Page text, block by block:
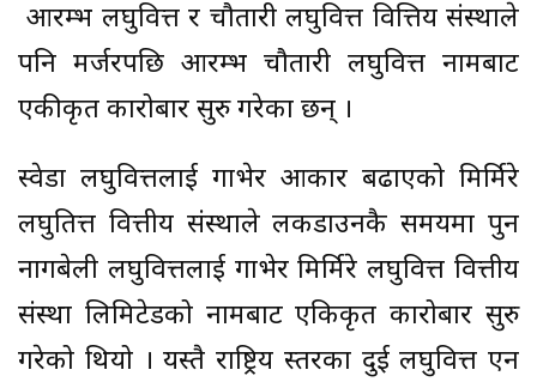
आरम्भ लघुवित्त र चौतारी लघुवित्त वित्तिय संस्थाले
पनि मर्जरपछि आरम्भ चौतारी लघुवित्त नामबाट
एकीकृत कारोबार सुरु गरेका छन् ।
स्वेडा लघुवित्तलाई गाभेर आकार बढाएको मिर्मिरे
लघुतित्त वित्तीय संस्थाले लकडाउनकै समयमा पुन
नागबेली लघुवित्तलाई गाभेर मिर्मिरे लघुवित्त वित्तीय
संस्था लिमिटेडको नामबाट एकिकृत कारोबार सुरु
गरेको थियो । यस्तै राष्ट्रिय स्तरका दुई लघुवित्त एन